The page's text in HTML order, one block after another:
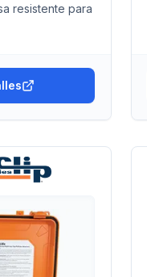
resistente para